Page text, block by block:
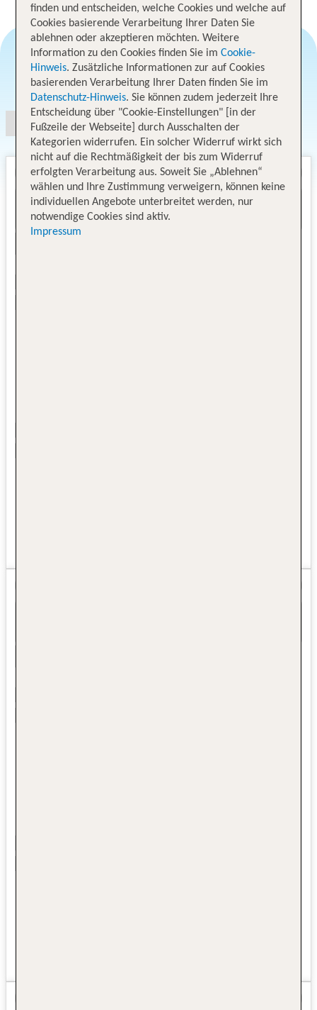
Angebotsauswahl
finden und entscheiden, welche Cookies und welche auf
Cookies basierende Verarbeitung Ihrer Daten Sie
ablehnen oder akzeptieren möchten. Weitere
Information zu den Cookies finden Sie im Cookie-
Hinweis. Zusätzliche Informationen zur auf Cookies
basierenden Verarbeitung Ihrer Daten finden Sie im
Datenschutz-Hinweis. Sie können zudem jederzeit Ihre
Entscheidung über "Cookie-Einstellungen" [in der
Fußzeile der Webseite] durch Ausschalten der
Kategorien widerrufen. Ein solcher Widerruf wirkt sich
nicht auf die Rechtmäßigkeit der bis zum Widerruf
erfolgten Verarbeitung aus. Soweit Sie „Ablehnen“
wählen und Ihre Zustimmung verweigern, können keine
individuellen Angebote unterbreitet werden, nur
notwendige Cookies sind aktiv.
Impressum